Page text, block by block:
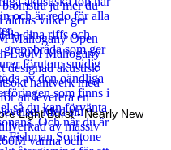
Light Burst - Nearly New